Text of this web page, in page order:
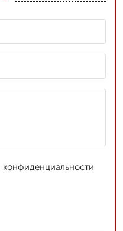
конфиденциальности